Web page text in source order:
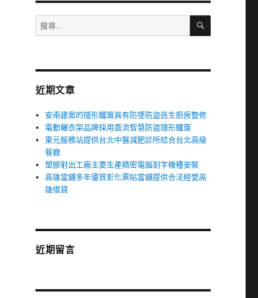
搜
尋
字:
搜
近期文章
安南建案的隱形鐵窗具有防墜防盜逃生廚房整修
電動曬衣架品牌採用直流智慧防盜隱形鐵窗
東元服務站提供台北中醫減肥診所結合台北高級
餐廳
塑膠射出工廠主要生產精密電腦割字機種安裝
高雄當舖多年優質彰化票貼當舖提供合法經營高
雄借貸
近期留言